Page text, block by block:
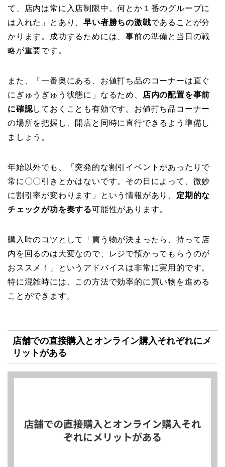
て、店内は常に入店制限中。何とか１番のグループに
は入れた」とあり、早い者勝ちの激戦であることが分
かります。成功するためには、事前の準備と当日の戦
略が重要です。
また、「一番奥にある、お値打ち品のコーナーは直ぐ
にぎゅうぎゅう状態に」なるため、
店内の配置を事前
に確認しておくことも有効です。お値打ち品コーナー
の場所を把握し、開店と同時に直行できるよう準備し
ましょう。
年始以外でも、「突発的な割引イベントがあったりで
常に〇〇引きとかはないです。その日によって、微妙
に割引率が変わります」という情報があり、 定期的な
チェックが功を奏する可能性があります。
購入時のコツとして「買う物が決まったら、持って店
内を回るのは大変なので、レジで預かってもらうのが
おススメ！」というアドバイスは非常に実用的です。
特に混雑時には、この方法で効率的に買い物を進める
ことができます。
店舗での直接購入とオンライン購入それぞれにメ
リットがある